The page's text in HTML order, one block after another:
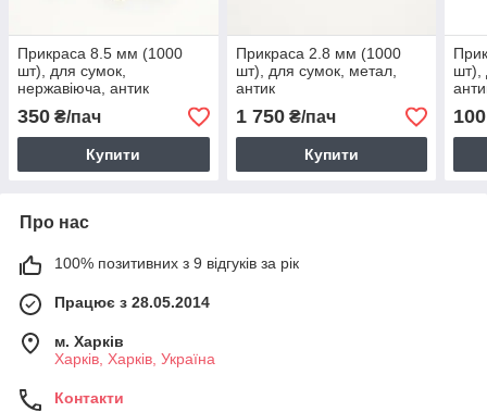
Прикраса 8.5 мм (1000
шт), для сумок,
нержавіюча, антик
350 ₴/пач
Купити
Прикраса 2.8 мм (1000
шт), для сумок, метал,
антик
1 750₴/пач
Купити
шт),
100
Про нас
100% позитивних з 9 відгуків за рік
Працює з 28.05.2014
м. Харків
Харків, Харків, Україна
Контакти